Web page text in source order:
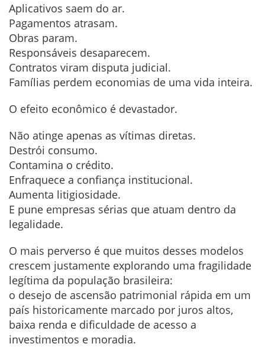
Aplicativos saem do ar.
Pagamentos atrasam.
Obras param.
Responsáveis desaparecem.
Contratos viram disputa judicial.
Famílias perdem economias de uma vida inteira.
O efeito econômico é devastador.
Não atinge apenas as vítimas diretas.
Destrói consumo.
Contamina o crédito.
Enfraquece a confiança institucional.
Aumenta litigiosidade.
E pune empresas sérias que atuam dentro da
legalidade.
O mais perverso é que muitos desses modelos
crescem justamente explorando uma fragilidade
legítima da população brasileira:
o desejo de ascensão patrimonial rápida em um
país historicamente marcado por juros altos,
baixa renda e dificuldade de acesso a
investimentos e moradia.